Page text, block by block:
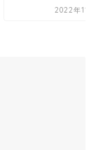
2023年12